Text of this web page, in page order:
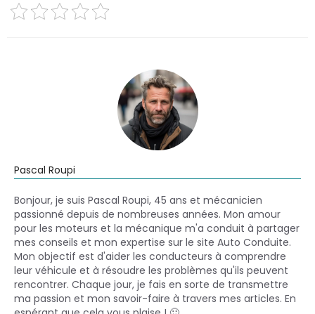
Pascal Roupi
Bonjour, je suis Pascal Roupi, 45 ans et mécanicien
passionné depuis de nombreuses années. Mon amour
pour les moteurs et la mécanique m'a conduit à partager
mes conseils et mon expertise sur le site Auto Conduite.
Mon objectif est d'aider les conducteurs à comprendre
leur véhicule et à résoudre les problèmes qu'ils peuvent
rencontrer. Chaque jour, je fais en sorte de transmettre
ma passion et mon savoir-faire à travers mes articles. En